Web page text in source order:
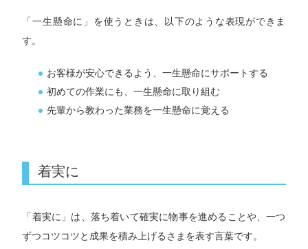
「一生懸命に」を使うときは、以下のような表現ができま
す。
お客様が安心できるよう、一生懸命にサポートする
初めての作業にも、一生懸命に取り組む
先輩から教わった業務を一生懸命に覚える
着実に
「着実に」は、落ち着いて確実に物事を進めることや、一つ
ずつコツコツと成果を積み上げるさまを表す言葉です。